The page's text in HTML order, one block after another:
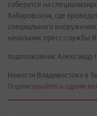
соберутся на
Хабаровском, где
специального
начальник пресс-службы
подполковник Александр
Новости Владивостока в
Подписывайтесь одним